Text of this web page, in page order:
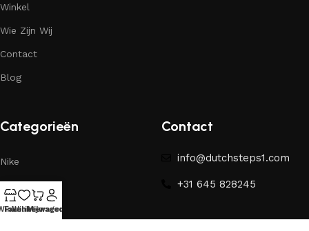
Winkel
Wie Zijn Wij
Contact
Blog
Categorieën
Nike
Yeezy
Contact
info@dutchsteps1.com
+31 645 828245
Favorieten
Winkelwagen
Mijn account